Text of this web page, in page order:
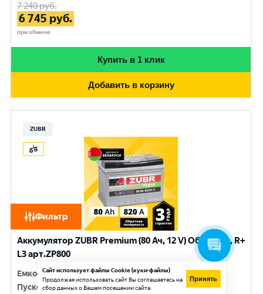
Фильтр
7 240руб.
6 745 руб.
при обмене
Купить в 1 клик
Добавить в корзину
ZUBR
Аккумулятор ZUBR Premium (80 Ач, 12 V) Обратная, R+
L3 арт.ZP800
Емкость:80 Ач
Пусковой ток:820 A
Сайт использует файлы Cookie (куки-файлы)
Продолжая использовать сайт Вы соглашаетесь на
сбор данных о Вашем посещении сайта.
Принять